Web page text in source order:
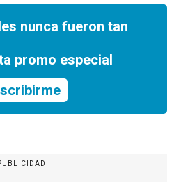
nunca fueron tan
promo especial